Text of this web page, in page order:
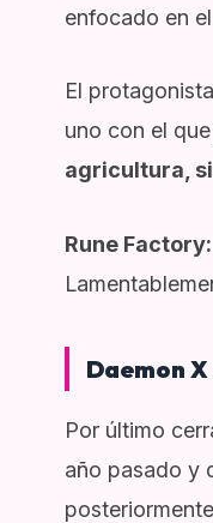
enfocado en
El
uno con el
agricultura,
Rune
Daemon
Por último
año pasado y